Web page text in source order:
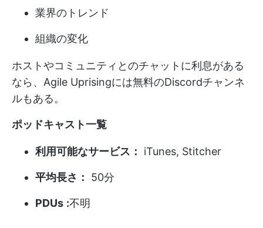
業界のトレンド
組織の変化
ホストやコミュニティとのチャットに利息がある
なら、Agile Uprisingには無料のDiscordチャンネ
ルもある。
ポッドキャスト一覧
利用可能なサービス： iTunes, Stitcher
平均長さ： 50分
PDUs :不明